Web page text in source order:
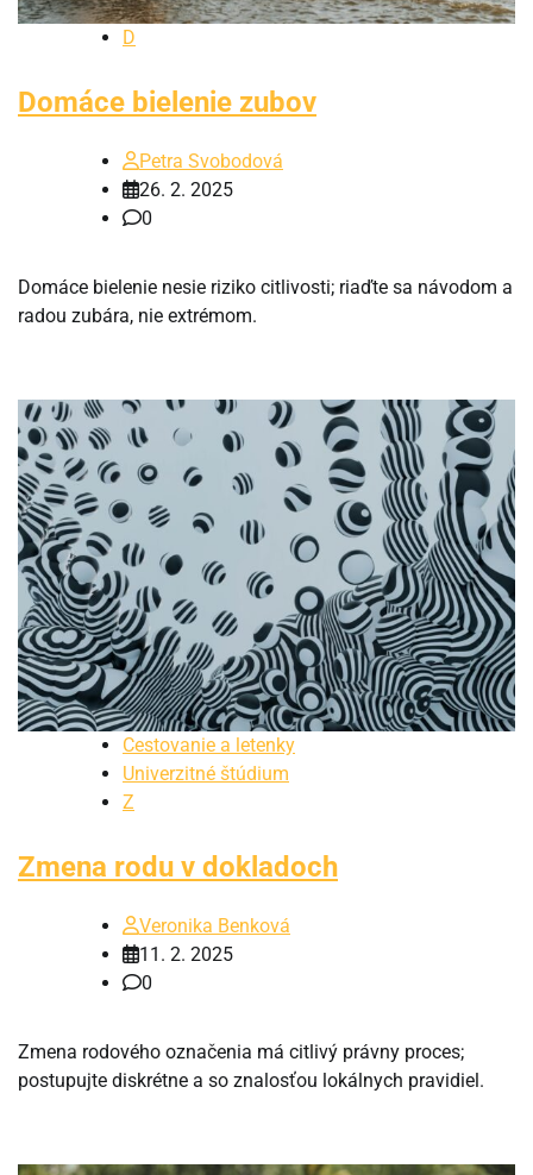
D
Domáce bielenie zubov
Petra Svobodová
26. 2. 2025
0
Domáce bielenie nesie riziko citlivosti; riaďte sa návodom a
radou zubára, nie extrémom.
Cestovanie a letenky
Univerzitné štúdium
Z
Zmena rodu v dokladoch
Veronika Benková
11. 2. 2025
0
Zmena rodového označenia má citlivý právny proces;
postupujte diskrétne a so znalosťou lokálnych pravidiel.